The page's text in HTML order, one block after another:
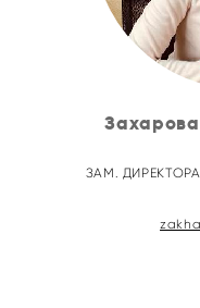
ЗАМ.